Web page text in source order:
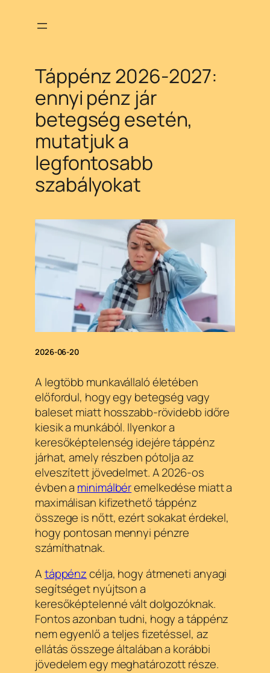
Táppénz 2026-2027:
ennyi pénz jár
betegség esetén,
mutatjuk a
legfontosabb
szabályokat
2026-06-20
A legtöbb munkavállaló életében
előfordul, hogy egy betegség vagy
baleset miatt hosszabb-rövidebb időre
kiesik a munkából. Ilyenkor a
keresőképtelenség idejére táppénz
járhat, amely részben pótolja az
elveszített jövedelmet. A 2026-os
évben a minimálbéremelkedése miatt a
maximálisan kifizethető táppénz
összege is nőtt, ezért sokakat érdekel,
hogy pontosan mennyi pénzre
számíthatnak.
Atáppénzcélja, hogy átmeneti anyagi
segítséget nyújtson a
keresőképtelenné vált dolgozóknak.
Fontos azonban tudni, hogy a táppénz
nem egyenlő a teljes fizetéssel, az
ellátás összege általában a korábbi
jövedelem egy meghatározott része.